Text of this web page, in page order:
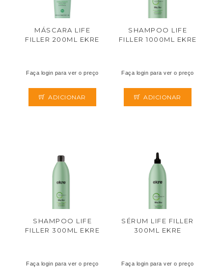
MÁSCARA LIFE
FILLER 200ML EKRE
Faça login para ver o preço
ADICIONAR
SHAMPOO LIFE
FILLER 1000ML EKRE
Faça login para ver o preço
ADICIONAR
SHAMPOO LIFE
FILLER 300ML EKRE
Faça login para ver o preço
SÉRUM LIFE FILLER
300ML EKRE
Faça login para ver o preço